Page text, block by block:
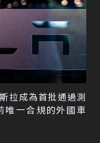
拉成為首批通過測
唯一合規的外國車